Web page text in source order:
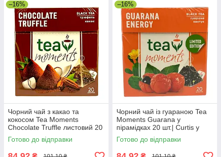
–16%
Чорний чай з какао та
кокосом Tea Moments
Chocolate Truffle листовий 20
пірамідок
Готово до відправки
–16%
Чорний чай із гуараною Tea
Moments Guarana у
пірамідках 20 шт.| Curtis у
новому дизайні
Готово до відправки